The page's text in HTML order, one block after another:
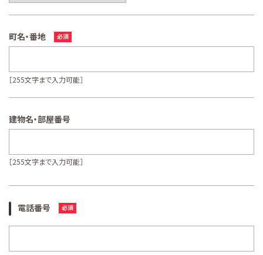
町名・番地
［255文字まで入力可能］
建物名・部屋番号
［255文字まで入力可能］
電話番号